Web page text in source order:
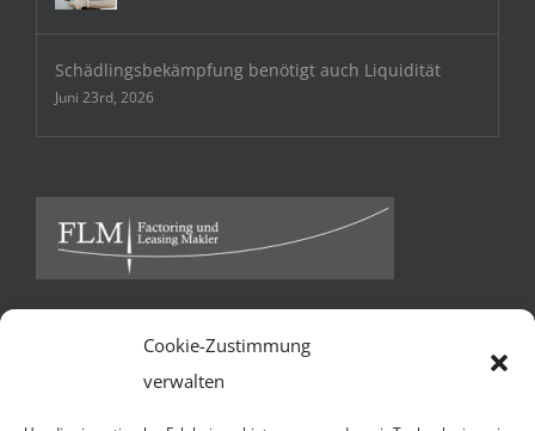
Cookie-Zustimmung
verwalten
Schädlingsbekämpfung benötigt auch Liquidität
Juni 23rd, 2026